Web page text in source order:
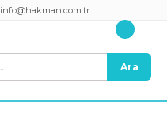
info@hakman.com.tr
Ara